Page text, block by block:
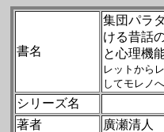
書名
集団パラ
ける昔話
と心理機
レットから
してモレノ
シリーズ名
著者
廣瀬清